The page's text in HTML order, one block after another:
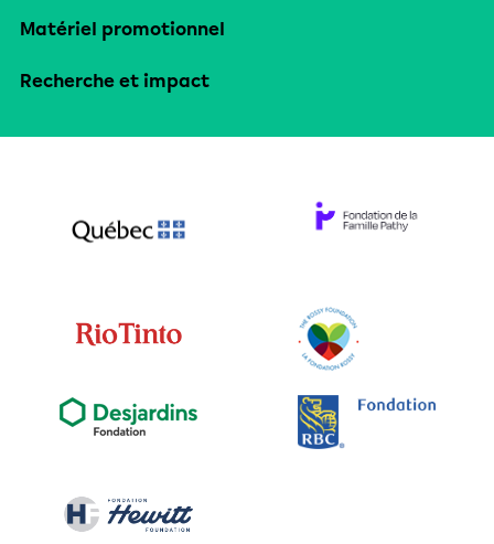
Matériel promotionnel
Recherche et impact